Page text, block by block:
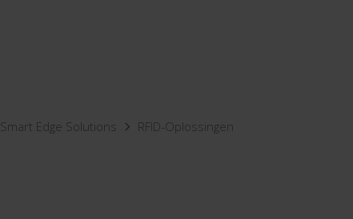
Smart Edge Solutions RFID-Oplossingen